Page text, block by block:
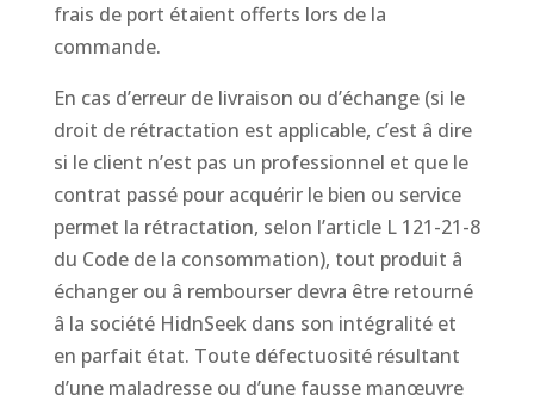
frais de port étaient offerts lors de la
commande.
En cas d’erreur de livraison ou d’échange (si le
droit de rétractation est applicable, c’est â dire
si le client n’est pas un professionnel et que le
contrat passé pour acquérir le bien ou service
permet la rétractation, selon l’article L 121-21-8
du Code de la consommation), tout produit â
échanger ou â rembourser devra être retourné
â la société HidnSeek dans son intégralité et
en parfait état. Toute défectuosité résultant
d’une maladresse ou d’une fausse manœuvre